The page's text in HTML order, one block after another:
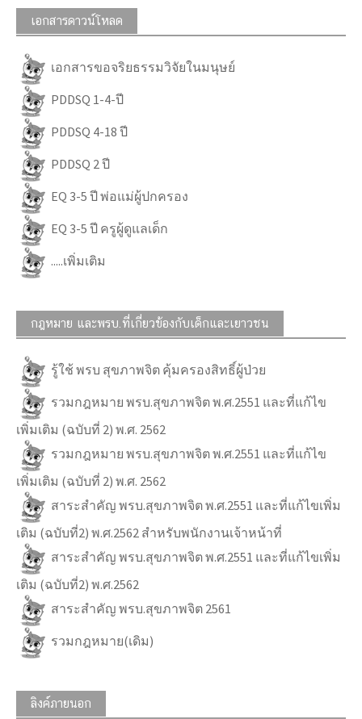
เอกสารดาวน์โหลด
เอกสารขอจริยธรรมวิจัยในมนุษย์
PDDSQ 1-4-ปี
PDDSQ 4-18 ปี
PDDSQ 2 ปี
EQ 3-5 ปี พ่อแม่ผู้ปกครอง
EQ 3-5 ปี ครูผู้ดูแลเด็ก
.....เพิ่มเติม
กฎหมาย และพรบ.ที่เกี่ยวข้องกับเด็กและเยาวชน
รู้ใช้ พรบ สุขภาพจิต คุ้มครองสิทธิ์ผู้ป่วย
รวมกฎหมาย พรบ.สุขภาพจิต พ.ศ.2551 และที่แก้ไข
เพิ่มเติม (ฉบับที่ 2) พ.ศ. 2562
รวมกฎหมาย พรบ.สุขภาพจิต พ.ศ.2551 และที่แก้ไข
เพิ่มเติม (ฉบับที่ 2) พ.ศ. 2562
สาระสำคัญ พรบ.สุขภาพจิต พ.ศ.2551 และที่แก้ไขเพิ่ม
เติม (ฉบับที่2) พ.ศ.2562 สำหรับพนักงานเจ้าหน้าที่
สาระสำคัญ พรบ.สุขภาพจิต พ.ศ.2551 และที่แก้ไขเพิ่ม
เติม (ฉบับที่2) พ.ศ.2562
สาระสำคัญ พรบ.สุขภาพจิต 2561
รวมกฎหมาย(เดิม)
ลิงค์ภายนอก